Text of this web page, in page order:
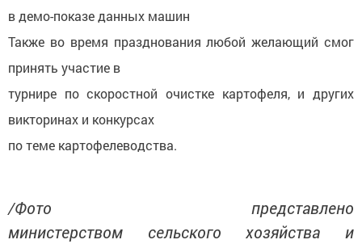
в демо-показе данных машин
Также во время празднования любой желающий смог
принять участие в
турнире по скоростной очистке картофеля, и других
викторинах и конкурсах
по теме картофелеводства.
/Фото представлено
министерством сельского хозяйства и